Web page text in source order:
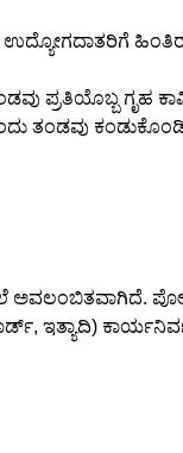
ಪ್ರತಿಯೊಬ್ಬ ಗೃಹ
ತಂಡವು